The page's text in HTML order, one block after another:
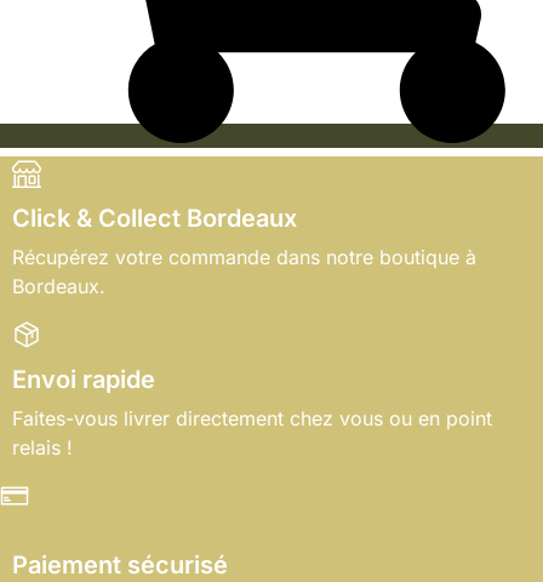
Click & Collect Bordeaux
Récupérez votre commande dans notre boutique à
Bordeaux.
Envoi rapide
Faites-vous livrer directement chez vous ou en point
relais !
Paiement sécurisé